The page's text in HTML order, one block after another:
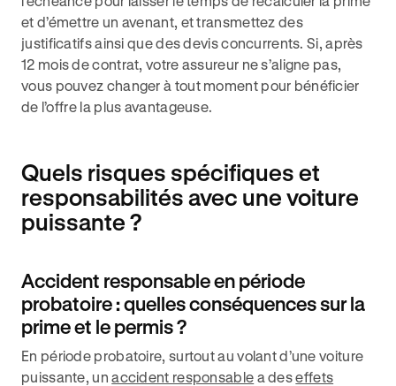
et d’émettre un avenant, et transmettez des
justificatifs ainsi que des devis concurrents. Si, après
12 mois de contrat, votre assureur ne s’aligne pas,
vous pouvez changer à tout moment pour bénéficier
de l’offre la plus avantageuse.
Quels risques spécifiques et
responsabilités avec une voiture
puissante ?
Accident responsable en période
probatoire : quelles conséquences sur la
prime et le permis ?
En période probatoire, surtout au volant d’une voiture
puissante, unaccident responsable a deseffets